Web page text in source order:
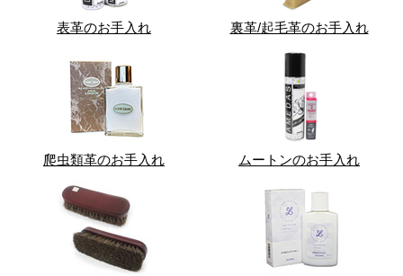
表革のお手入れ 裏革/起毛革のお手入れ
爬虫類革のお手入れ ムートンのお手入れ